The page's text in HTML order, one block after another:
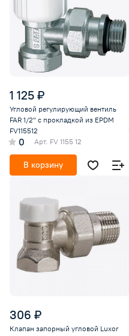
1 125 ₽
Угловой регулирующий вентиль
FAR 1/2" с прокладкой из EPDM
FV115512
0 Арт. FV 1155 12
В корзину
306 ₽
Клапан запорный угловой Luxor